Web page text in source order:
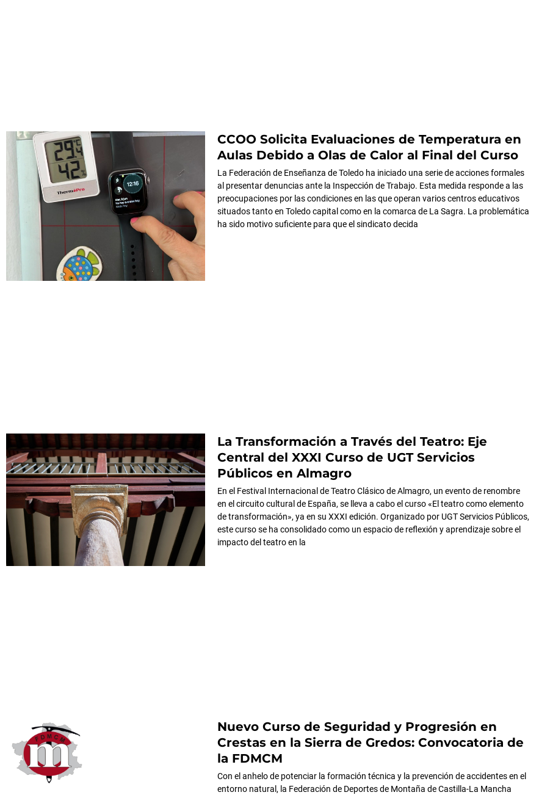
CCOO Solicita Evaluaciones de Temperatura en
Aulas Debido a Olas de Calor al Final del Curso
La Federación de Enseñanza de Toledo ha iniciado una serie de acciones formales
al presentar denuncias ante la Inspección de Trabajo. Esta medida responde a las
preocupaciones por las condiciones en las que operan varios centros educativos
situados tanto en Toledo capital como en la comarca de La Sagra. La problemática
ha sido motivo suficiente para que el sindicato decida
La Transformación a Través del Teatro: Eje
Central del XXXI Curso de UGT Servicios
Públicos en Almagro
En el Festival Internacional de Teatro Clásico de Almagro, un evento de renombre
en el circuito cultural de España, se lleva a cabo el curso «El teatro como elemento
de transformación», ya en su XXXI edición. Organizado por UGT Servicios Públicos,
este curso se ha consolidado como un espacio de reflexión y aprendizaje sobre el
impacto del teatro en la
Nuevo Curso de Seguridad y Progresión en
Crestas en la Sierra de Gredos: Convocatoria de
la FDMCM
Con el anhelo de potenciar la formación técnica y la prevención de accidentes en el
entorno natural, la Federación de Deportes de Montaña de Castilla-La Mancha